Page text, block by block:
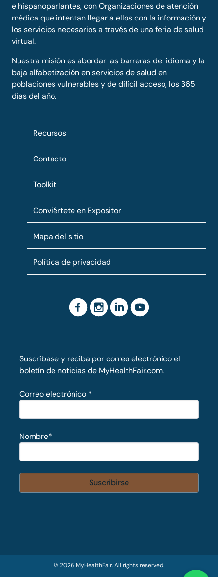
e hispanoparlantes, con Organizaciones de atención
médica que intentan llegar a ellos con la información y
los servicios necesarios a través de una feria de salud
virtual.
Nuestra misión es abordar las barreras del idioma y la
baja alfabetización en servicios de salud en
poblaciones vulnerables y de difícil acceso, los 365
días del año.
Recursos
Contacto
Toolkit
Conviértete en Expositor
Mapa del sitio
Política de privacidad
Suscríbase y reciba por correo electrónico el
boletín de noticias de MyHealthFair.com.
Correo electrónico *
Nombre*
© 2026 MyHealthFair. All rights reserved.